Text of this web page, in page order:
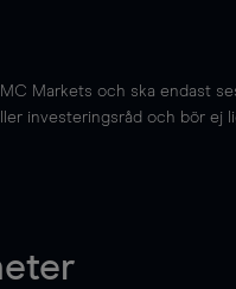
Markets och ska endast
investeringsråd och bör ej